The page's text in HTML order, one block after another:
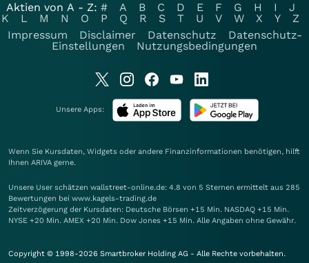
Aktien von A - Z: # A B C D E F G H I
J
K
L M N O P Q R S T U V W X Y
Z
Impressum
Disclaimer Datenschutz
Datenschutz-
Einstellungen
Nutzungsbedingungen
Unsere Apps:
Wenn Sie Kursdaten, Widgets oder andere Finanzinformationen benötigen, hilft
Ihnen ARIVA gerne.
Unsere User schätzen wallstreet-online.de: 4.8 von 5 Sternen ermittelt aus 285
Bewertungen bei www.kagels-trading.de
Zeitverzögerung der Kursdaten: Deutsche Börsen +15 Min. NASDAQ +15 Min.
NYSE +20 Min. AMEX +20 Min. Dow Jones +15 Min. Alle Angaben ohne Gewähr.
Copyright © 1998-2026 Smartbroker Holding AG - Alle Rechte vorbehalten.